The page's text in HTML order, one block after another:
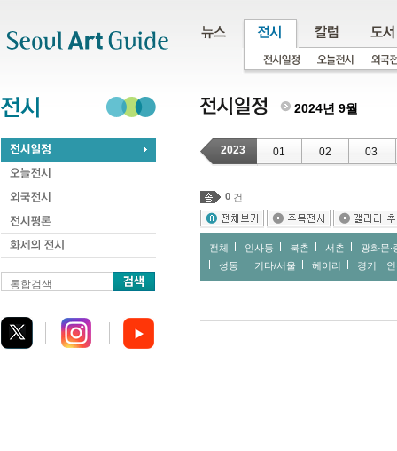
통합검색
2024년 9월
2023 01 02 03
0 건
전체 인사동 북촌 서촌
광화문∙
성동
기타/서울 헤이리 경기ㆍ